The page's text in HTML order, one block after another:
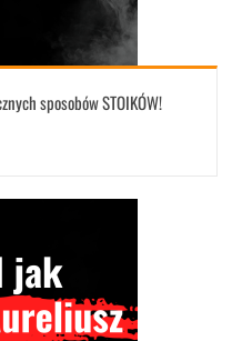
sposobów STOIKÓW!